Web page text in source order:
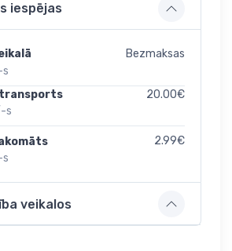
iespējas
Bezmaksas
transports
s
20.00€
2.99€
veikalos